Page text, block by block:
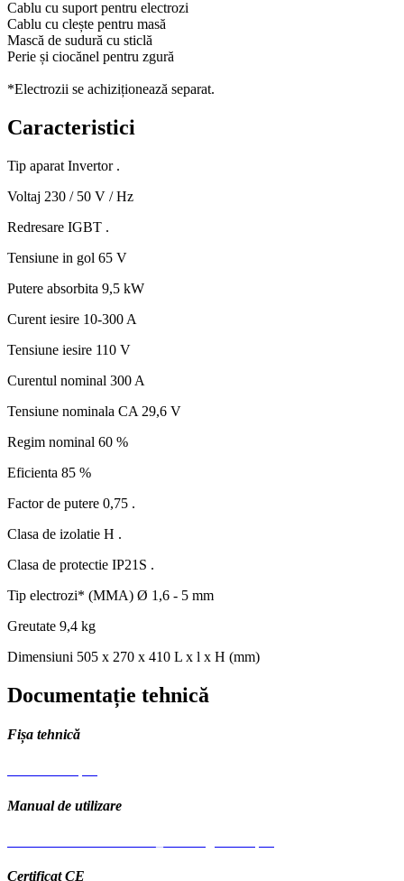
Cablu cu suport pentru electrozi
Cablu cu clește pentru masă
Mască de sudură cu sticlă
Perie și ciocănel pentru zgură
*Electrozii se achiziționează separat.
Caracteristici
Tip aparat Invertor .
Voltaj 230 / 50 V / Hz
Redresare IGBT .
Tensiune in gol 65 V
Putere absorbita 9,5 kW
Curent iesire 10-300 A
Tensiune iesire 110 V
Curentul nominal 300 A
Tensiune nominala CA 29,6 V
Regim nominal 60 %
Eficienta 85 %
Factor de putere 0,75 .
Clasa de izolatie H .
Clasa de protectie IP21S .
Tip electrozi* (MMA) Ø 1,6 - 5 mm
Greutate 9,4 kg
Dimensiuni 505 x 270 x 410 L x l x H (mm)
Documentație tehnică
Fișa tehnică
Manual de utilizare
Certificat CE